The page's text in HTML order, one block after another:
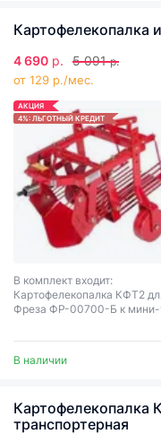
Картофелекопалка
4 690 р. 5 091 р.
от 129 р./мес.
АКЦИЯ
4%: ЛЬГОТНЫЙ КРЕДИТ
В комплект входит:
Картофелекопалка КФТ2
Фреза ФР-00700-Б к мини-
В наличии
Картофелекопалка
транспортерная